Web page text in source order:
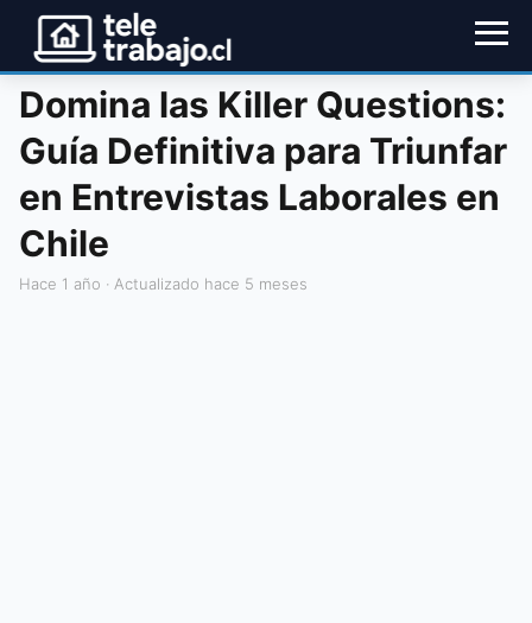
Domina las Killer Questions:
Guía Definitiva para Triunfar
en Entrevistas Laborales en
Chile
hace 1 año · Actualizado hace 5 meses